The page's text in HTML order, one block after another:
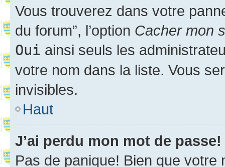
Vous trouverez dans votre
du forum”, l’option Cacher mon
Oui ainsi seuls les
votre nom dans la liste. Vous
invisibles.
Haut
J’ai perdu mon mot de passe!
Pas de panique! Bien que